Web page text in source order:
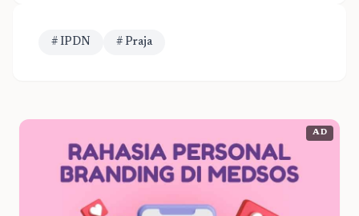
# IPDN # Praja
AD